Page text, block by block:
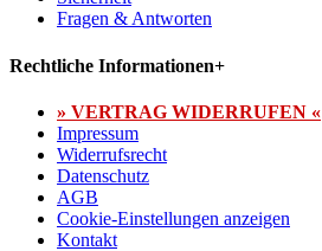
Fragen & Antworten
Rechtliche Informationen+
» VERTRAG WIDERRUFEN «
Impressum
Widerrufsrecht
Datenschutz
AGB
Cookie-Einstellungen anzeigen
Kontakt